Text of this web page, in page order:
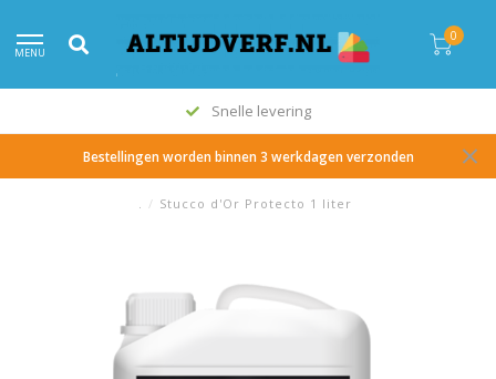
MENU
0
Snelle levering
Bestellingen worden binnen 3 werkdagen verzonden
. / Stucco d'Or Protecto 1 liter